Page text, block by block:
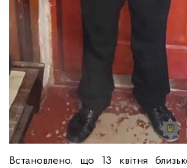
Встановлено, що 13 квітня